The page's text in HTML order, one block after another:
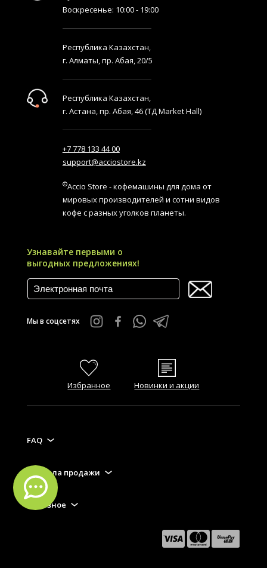
Воскресенье: 10:00 - 19:00
Республика Казахстан,
г. Алматы, пр. Абая, 20/5
Республика Казахстан,
г. Астана, пр. Абая, 46 (ТД Market Hall)
+7 778 133 44 00
support@acciostore.kz
©Accio Store - кофемашины для дома от
мировых производителей и сотни видов
кофе с разных уголков планеты.
Узнавайте первыми о
выгодных предложениях!
Мы в соцсетях
Избранное Новинки и акции
FAQ
Правила продажи
Полезное